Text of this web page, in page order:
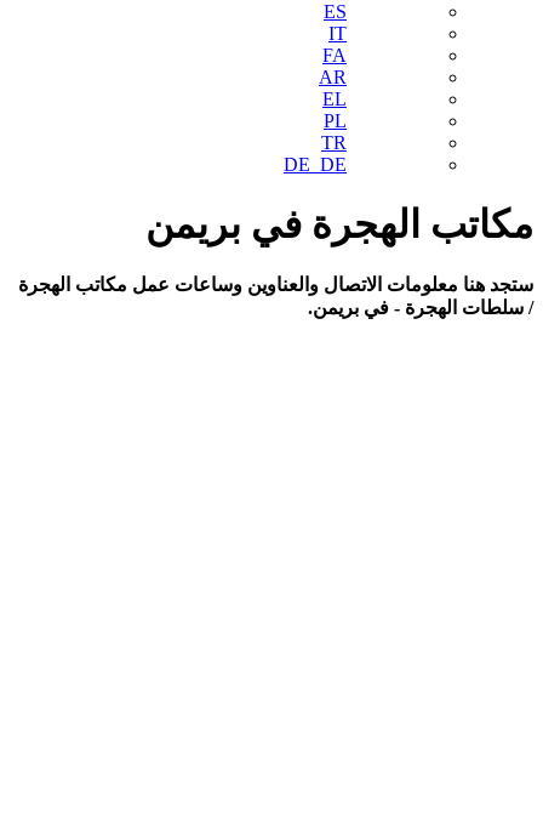
ES
IT
FA
AR
EL
PL
TR
DE_DE
مكاتب الهجرة في بريمن
ستجد هنا معلومات الاتصال والعناوين وساعات عمل مكاتب الهجرة
/ سلطات الهجرة - في بريمن.